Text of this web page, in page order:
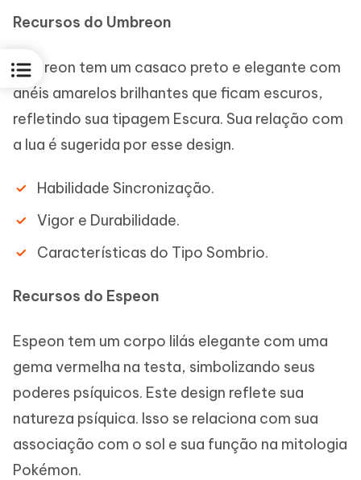
Recursos do Umbreon
Umbreon tem um casaco preto e elegante com
anéis amarelos brilhantes que ficam escuros,
refletindo sua tipagem Escura. Sua relação com
a lua é sugerida por esse design.
Habilidade Sincronização.
Vigor e Durabilidade.
Características do Tipo Sombrio.
Recursos do Espeon
Espeon tem um corpo lilás elegante com uma
gema vermelha na testa, simbolizando seus
poderes psíquicos. Este design reflete sua
natureza psíquica. Isso se relaciona com sua
associação com o sol e sua função na mitologia
Pokémon.